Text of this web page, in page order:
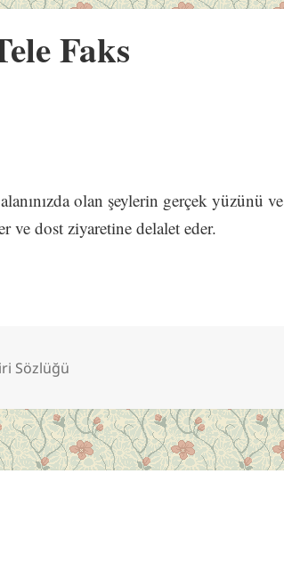
Faks
olan şeylerin gerçek yüzünü ve
ve dost ziyaretine delalet eder.
Sözlüğü